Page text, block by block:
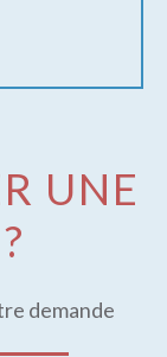
UNE
demande